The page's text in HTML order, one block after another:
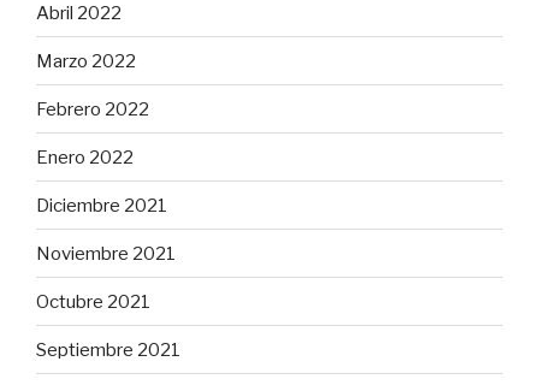
Abril 2022
Marzo 2022
Febrero 2022
Enero 2022
Diciembre 2021
Noviembre 2021
Octubre 2021
Septiembre 2021